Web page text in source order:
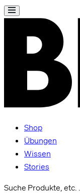
Shop
Übungen
Wissen
Stories
Suche Produkte, etc. ...